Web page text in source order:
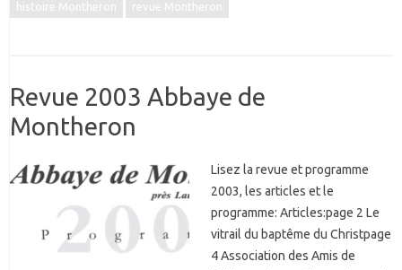
histoire Montheron revue Montheron
Revue 2003 Abbaye de
Montheron
Lisez la revue et programme
2003, les articles et le
programme: Articles:page 2 Le
vitrail du baptême du Christpage
4 Association des Amis de